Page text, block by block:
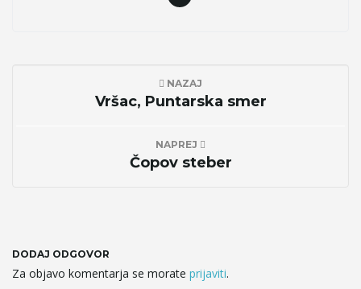
NAZAJ
Vršac, Puntarska smer
NAPREJ
Čopov steber
DODAJ ODGOVOR
Za objavo komentarja se morate prijaviti.